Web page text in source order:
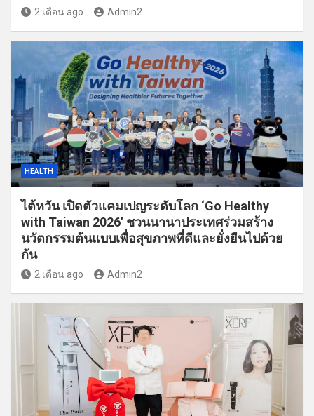
2 เดือน ago Admin2
HEALTH
ไต้หวัน เปิดตัวแคมเปญระดับโลก ‘Go Healthy
with Taiwan 2026’ ชวนนานาประเทศร่วมสร้าง
นวัตกรรมต้นแบบเพื่อสุขภาพที่ดีและยั่งยืนไปด้วย
กัน
2 เดือน ago Admin2